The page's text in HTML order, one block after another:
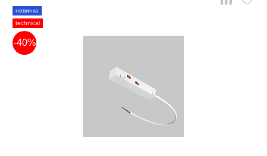
новинка
technical
-40%